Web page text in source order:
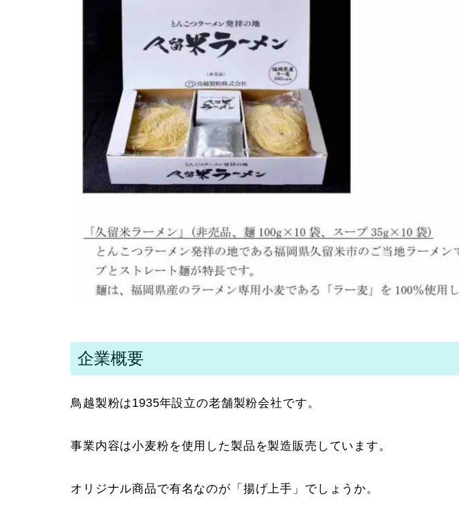
企業概要
鳥越製粉は1935年設立の老舗製粉会社です。
事業内容は小麦粉を使用した製品を製造販売しています。
オリジナル商品で有名なのが「揚げ上手」でしょうか。